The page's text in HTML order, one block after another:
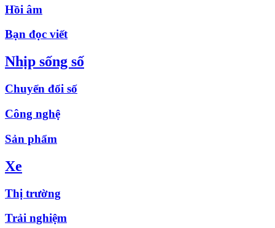
Hồi âm
Bạn đọc viết
Nhịp sống số
Chuyển đổi số
Công nghệ
Sản phẩm
Xe
Thị trường
Trải nghiệm